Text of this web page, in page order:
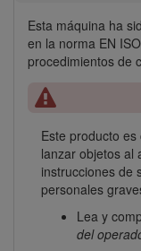
Esta máquina ha
en la norma EN
procedimientos de
Este producto
lanzar objetos al
instrucciones de
personales
Lea y
del